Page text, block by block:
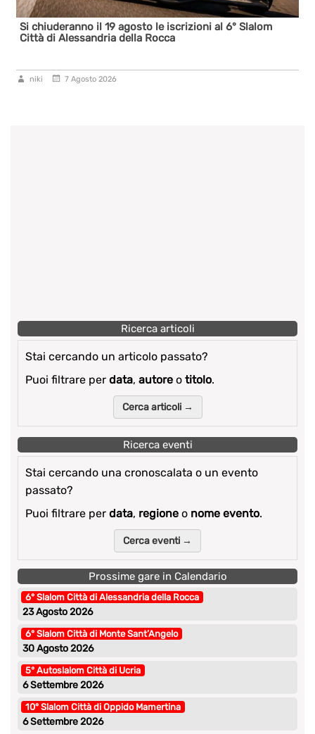
Si chiuderanno il 19 agosto le iscrizioni al 6° Slalom
Città di Alessandria della Rocca
niki 7 Agosto 2026
Ricerca articoli
Stai cercando un articolo passato?
Puoi filtrare per data, autore o titolo.
Cerca articoli →
Ricerca eventi
Stai cercando una cronoscalata o un evento
passato?
Puoi filtrare per data, regione o nome evento.
Cerca eventi →
Prossime gare in Calendario
6° Slalom Città di Alessandria della Rocca
23 Agosto 2026
6° Slalom Città di Monte Sant’Angelo
30 Agosto 2026
5° Autoslalom Città di Ucria
6 Settembre 2026
10° Slalom Città di Oppido Mamertina
6 Settembre 2026